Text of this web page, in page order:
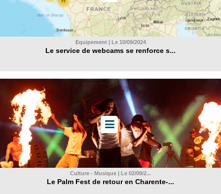
Equipement | Le 10/09/2024
Le service de webcams se renforce s...
Culture - Musique | Le 02/09/2...
Le Palm Fest de retour en Charente-...